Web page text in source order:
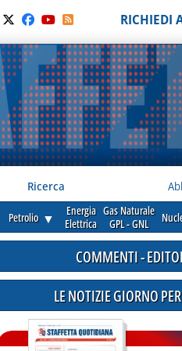
RICHIEDI
Ricerca
Petrolio ▼
Energia
Elettrica
Gas Naturale
GPL - GNL
COMMENTI -
LE NOTIZIE GIORNO